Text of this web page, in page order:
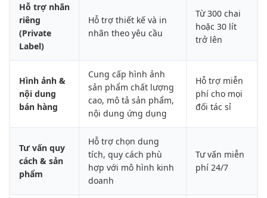
Hỗ trợ nhãn
riêng
(Private
Label)
Hỗ trợ thiết kế và in
nhãn theo yêu cầu
Từ 300 chai
hoặc 30 lít
trở lên
Hình ảnh &
nội dung
bán hàng
Cung cấp hình ảnh
sản phẩm chất lượng
cao, mô tả sản phẩm,
nội dung ứng dụng
Hỗ trợ miễn
phí cho mọi
đối tác sỉ
Tư vấn quy
cách & sản
phẩm
Hỗ trợ chọn dung
tích, quy cách phù
hợp với mô hình kinh
doanh
Tư vấn miễn
phí 24/7